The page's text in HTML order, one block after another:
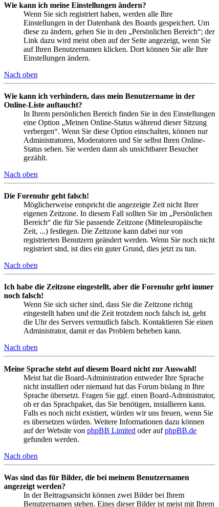
Wie kann ich meine Einstellungen ändern?
Wenn Sie sich registriert haben, werden alle Ihre
Einstellungen in der Datenbank des Boards gespeichert. Um
diese zu ändern, gehen Sie in den „Persönlichen Bereich“; der
Link dazu wird meist oben auf der Seite angezeigt, wenn Sie
auf Ihren Benutzernamen klicken. Dort können Sie alle Ihre
Einstellungen ändern.
Nach oben
Wie kann ich verhindern, dass mein Benutzername in der
Online-Liste auftaucht?
In Ihrem persönlichen Bereich finden Sie in den Einstellungen
eine Option „Meinen Online-Status während dieser Sitzung
verbergen“. Wenn Sie diese Option einschalten, können nur
Administratoren, Moderatoren und Sie selbst Ihren Online-
Status sehen. Sie werden dann als unsichtbarer Besucher
gezählt.
Nach oben
Die Forenuhr geht falsch!
Möglicherweise entspricht die angezeigte Zeit nicht Ihrer
eigenen Zeitzone. In diesem Fall sollten Sie im „Persönlichen
Bereich“ die für Sie passende Zeitzone (Mitteleuropäische
Zeit, ...) festlegen. Die Zeitzone kann dabei nur von
registrierten Benutzern geändert werden. Wenn Sie noch nicht
registriert sind, ist dies ein guter Grund, dies jetzt zu tun.
Nach oben
Ich habe die Zeitzone eingestellt, aber die Forenuhr geht immer
noch falsch!
Wenn Sie sich sicher sind, dass Sie die Zeitzone richtig
eingestellt haben und die Zeit trotzdem noch falsch ist, geht
die Uhr des Servers vermutlich falsch. Kontaktieren Sie einen
Administrator, damit er das Problem beheben kann.
Nach oben
Meine Sprache steht auf diesem Board nicht zur Auswahl!
Meist hat die Board-Administration entweder Ihre Sprache
nicht installiert oder niemand hat das Forum bislang in Ihre
Sprache übersetzt. Fragen Sie ggf. einen Board-Administrator,
ob er das Sprachpaket, das Sie benötigen, installieren kann.
Falls es noch nicht existiert, würden wir uns freuen, wenn Sie
es übersetzen würden. Weitere Informationen dazu können
auf der Website von phpBB Limited oder aufphpBB.de
gefunden werden.
Nach oben
Was sind das für Bilder, die bei meinem Benutzernamen
angezeigt werden?
In der Beitragsansicht können zwei Bilder bei Ihrem
Benutzernamen stehen. Eines dieser Bilder ist meist mit Ihrem